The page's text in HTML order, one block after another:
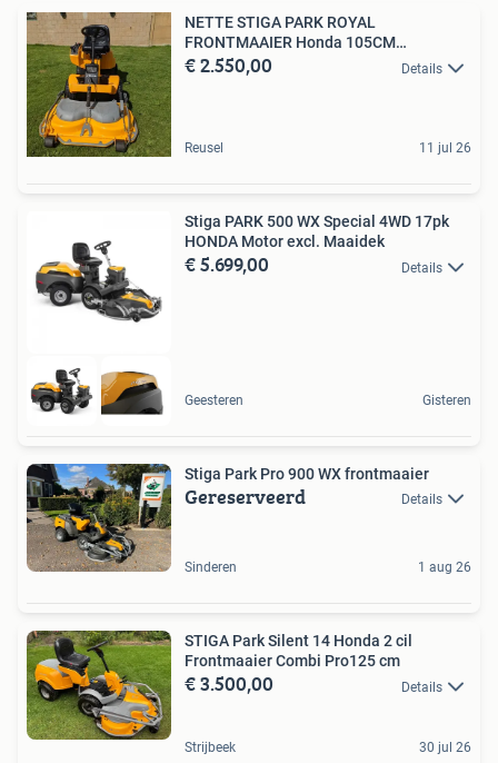
NETTE STIGA PARK ROYAL
FRONTMAAIER Honda 105CM
MULCHDEK
€ 2.550,00 Details
Reusel 11 jul 26
Stiga PARK 500 WX Special 4WD 17pk
HONDA Motor excl. Maaidek
€ 5.699,00 Details
Geesteren Gisteren
Stiga Park Pro 900 WX frontmaaier
Gereserveerd Details
Sinderen 1 aug 26
STIGA Park Silent 14 Honda 2 cil
Frontmaaier Combi Pro125 cm
€ 3.500,00 Details
Strijbeek 30 jul 26